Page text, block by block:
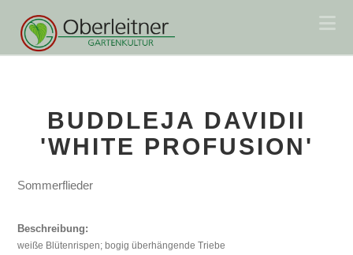
BUDDLEJA DAVIDII
'WHITE PROFUSION'
Sommerflieder
Beschreibung:
weiße Blütenrispen; bogig überhängende Triebe